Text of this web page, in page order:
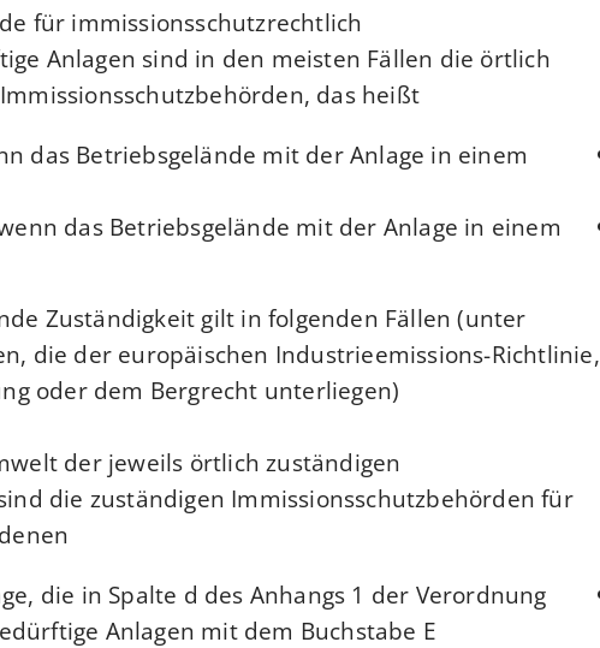
für immissionsschutzrechtlich
Anlagen sind in den meisten Fällen die örtlich
das heißt
das Betriebsgelände mit der Anlage in einem
das Betriebsgelände mit der Anlage in einem
Zuständigkeit gilt in folgenden Fällen (unter
die der europäischen Industrieemissions-Richtlinie,
oder dem Bergrecht unterliegen):
der jeweils örtlich zuständigen
die zuständigen Immissionsschutzbehörden für
die in Spalte d des Anhangs 1 der Verordnung
Anlagen mit dem Buchstabe E